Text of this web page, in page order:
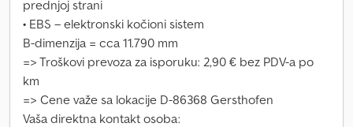
prednjoj strani
• EBS – elektronski kočioni sistem
B-dimenzija = cca 11.790 mm
=> Troškovi prevoza za isporuku: 2,90 € bez PDV-a po
km
=> Cene važe sa lokacije D-86368 Gersthofen
Vaša direktna kontakt osoba: